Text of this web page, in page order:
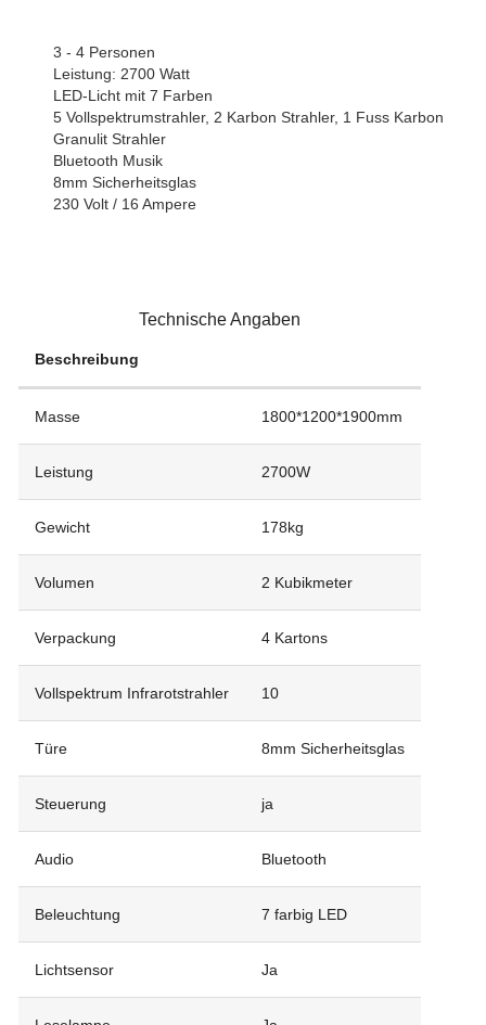
3 - 4 Personen
Leistung: 2700 Watt
LED-Licht mit 7 Farben
5 Vollspektrumstrahler, 2 Karbon Strahler, 1 Fuss Karbon
Granulit Strahler
Bluetooth Musik
8mm Sicherheitsglas
230 Volt / 16 Ampere
Technische Angaben
Beschreibung
Masse 1800*1200*1900mm
Leistung 2700W
Gewicht 178kg
Volumen 2 Kubikmeter
Verpackung 4 Kartons
Vollspektrum Infrarotstrahler 10
Türe 8mm Sicherheitsglas
Steuerung ja
Audio Bluetooth
Beleuchtung 7 farbig LED
Lichtsensor Ja